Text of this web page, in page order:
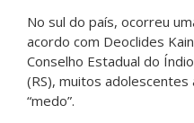
No sul do país, ocorreu
acordo com Deoclides
Conselho Estadual do
(RS), muitos
“medo”.